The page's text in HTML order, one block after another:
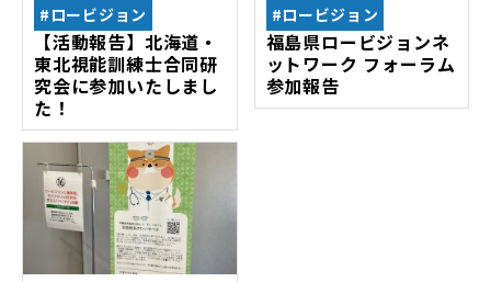
ロービジョン
【活動報告】北海道・
東北視能訓練士合同研
究会に参加いたしまし
た！
ロービジョン
福島県ロービジョンネ
ットワーク フォーラム
参加報告